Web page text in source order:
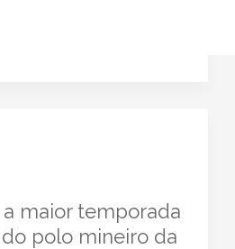
maior temporada
polo mineiro da